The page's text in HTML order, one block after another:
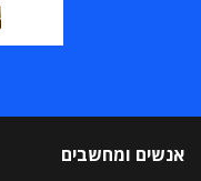
אנשים ומחשבים